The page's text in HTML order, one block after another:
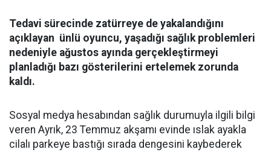
Tedavi sürecinde zatürreye de yakalandığını
açıklayan ünlü oyuncu, yaşadığı sağlık problemleri
nedeniyle ağustos ayında gerçekleştirmeyi
planladığı bazı gösterilerini ertelemek zorunda
kaldı.
Sosyal medya hesabından sağlık durumuyla ilgili bilgi
veren Ayrık, 23 Temmuz akşamı evinde ıslak ayakla
cilalı parkeye bastığı sırada dengesini kaybederek